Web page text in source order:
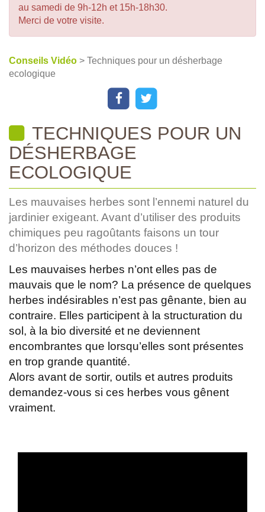
au samedi de 9h-12h et 15h-18h30.
Merci de votre visite.
Conseils Vidéo > Techniques pour un désherbage
ecologique
TECHNIQUES POUR UN
DÉSHERBAGE
ECOLOGIQUE
Les mauvaises herbes sont l’ennemi naturel du
jardinier exigeant. Avant d’utiliser des produits
chimiques peu ragoûtants faisons un tour
d’horizon des méthodes douces !
Les mauvaises herbes n’ont elles pas de
mauvais que le nom? La présence de quelques
herbes indésirables n’est pas gênante, bien au
contraire. Elles participent à la structuration du
sol, à la bio diversité et ne deviennent
encombrantes que lorsqu’elles sont présentes
en trop grande quantité.
Alors avant de sortir, outils et autres produits
demandez-vous si ces herbes vous gênent
vraiment.